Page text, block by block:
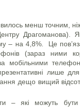
менш точним,
Драгоманова).
– на 4,8%. Це
(зараз ними
мобільними
лише
дещо вищий
– які можуть бути